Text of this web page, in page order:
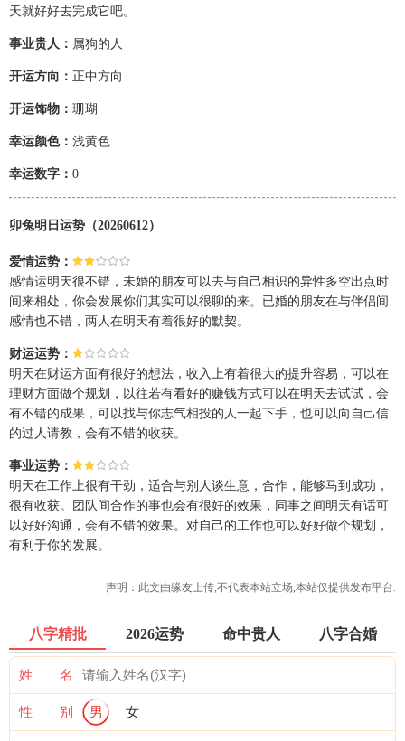
天就好好去完成它吧。
事业贵人： 属狗的人
开运方向： 正中方向
开运饰物： 珊瑚
幸运颜色： 浅黄色
幸运数字： 0
卯兔明日运势（20260612）
爱情运势：
感情运明天很不错，未婚的朋友可以去与自己相识的异性多空出点时
间来相处，你会发展你们其实可以很聊的来。已婚的朋友在与伴侣间
感情也不错，两人在明天有着很好的默契。
财运运势：
明天在财运方面有很好的想法，收入上有着很大的提升容易，可以在
理财方面做个规划，以往若有看好的赚钱方式可以在明天去试试，会
有不错的成果，可以找与你志气相投的人一起下手，也可以向自己信
的过人请教，会有不错的收获。
事业运势：
明天在工作上很有干劲，适合与别人谈生意，合作，能够马到成功，
很有收获。团队间合作的事也会有很好的效果，同事之间明天有话可
以好好沟通，会有不错的效果。对自己的工作也可以好好做个规划，
有利于你的发展。
声明：此文由缘友上传,不代表本站立场,本站仅提供发布平台.
八字精批 2026运势 命中贵人 八字合婚
姓 名
性 别 男 女